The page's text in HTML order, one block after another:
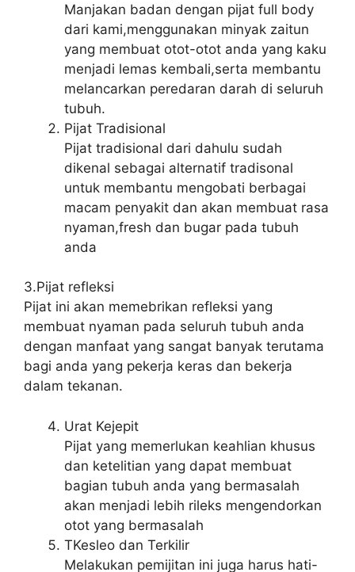
Manjakan badan dengan pijat full body
dari kami,menggunakan minyak zaitun
yang membuat otot-otot anda yang kaku
menjadi lemas kembali,serta membantu
melancarkan peredaran darah di seluruh
tubuh.
Pijat Tradisional
Pijat tradisional dari dahulu sudah
dikenal sebagai alternatif tradisonal
untuk membantu mengobati berbagai
macam penyakit dan akan membuat rasa
nyaman,fresh dan bugar pada tubuh
anda
3.Pijat refleksi
Pijat ini akan memebrikan refleksi yang
membuat nyaman pada seluruh tubuh anda
dengan manfaat yang sangat banyak terutama
bagi anda yang pekerja keras dan bekerja
dalam tekanan.
Urat Kejepit
Pijat yang memerlukan keahlian khusus
dan ketelitian yang dapat membuat
bagian tubuh anda yang bermasalah
akan menjadi lebih rileks mengendorkan
otot yang bermasalah
TKesleo dan Terkilir
Melakukan pemijitan ini juga harus hati-